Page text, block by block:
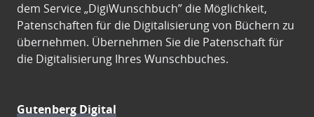
dem Service „DigiWunschbuch” die Möglichkeit,
Patenschaften für die Digitalisierung von Büchern zu
übernehmen. Übernehmen Sie die Patenschaft für
die Digitalisierung Ihres Wunschbuches.
Gutenberg Digital